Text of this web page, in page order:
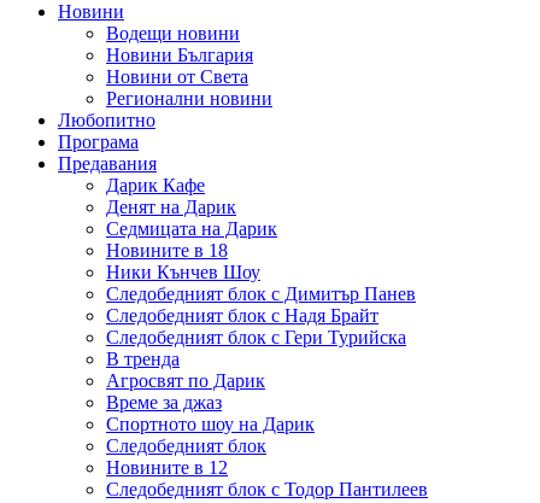
Новини
Водещи новини
Новини България
Новини от Света
Регионални новини
Любопитно
Програма
Предавания
Дарик Кафе
Денят на Дарик
Седмицата на Дарик
Новините в 18
Ники Кънчев Шоу
Следобедният блок с Димитър Панев
Следобедният блок с Надя Брайт
Следобедният блок с Гери Турийска
В тренда
Агросвят по Дарик
Време за джаз
Спортното шоу на Дарик
Следобедният блок
Новините в 12
Следобедният блок с Тодор Пантилеев